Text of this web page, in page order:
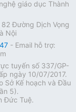
giáo dục Thành
Đường Dịch Vọng
Nội
- Email hỗ trợ:
tuyến số 337/GP-
ngày 10/07/2017.
Sở Kế hoạch và Đầu
5).
Đức Tuệ.